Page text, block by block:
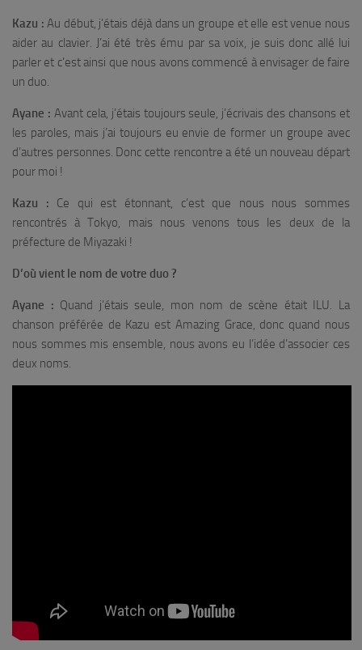
Kazu : Au début, j’étais déjà dans un groupe et elle est venue nous
aider au clavier. J’ai été très ému par sa voix, je suis donc allé lui
parler et c’est ainsi que nous avons commencé à envisager de faire
un duo.
Ayane : Avant cela, j’étais toujours seule, j’écrivais des chansons et
les paroles, mais j’ai toujours eu envie de former un groupe avec
d’autres personnes. Donc cette rencontre a été un nouveau départ
pour moi !
Kazu : Ce qui est étonnant, c’est que nous nous sommes
rencontrés à Tokyo, mais nous venons tous les deux de la
préfecture de Miyazaki !
D’où vient le nom de votre duo ?
Ayane : Quand j’étais seule, mon nom de scène était ILU. La
chanson préférée de Kazu est Amazing Grace, donc quand nous
nous sommes mis ensemble, nous avons eu l’idée d’associer ces
deux noms.